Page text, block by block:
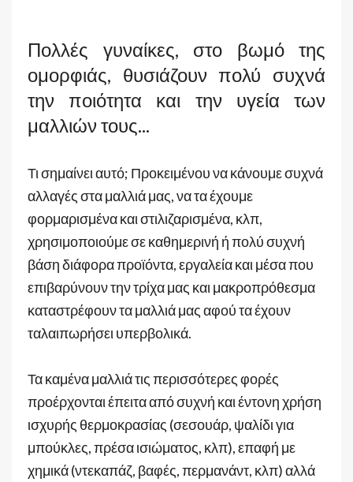
Πολλές γυναίκες, στο βωμό της
ομορφιάς, θυσιάζουν πολύ συχνά
την ποιότητα και την υγεία των
μαλλιών τους...
Τι σημαίνει αυτό; Προκειμένου να κάνουμε συχνά
αλλαγές στα μαλλιά μας, να τα έχουμε
φορμαρισμένα και στιλιζαρισμένα, κλπ,
χρησιμοποιούμε σε καθημερινή ή πολύ συχνή
βάση διάφορα προϊόντα, εργαλεία και μέσα που
επιβαρύνουν την τρίχα μας και μακροπρόθεσμα
καταστρέφουν τα μαλλιά μας αφού τα έχουν
ταλαιπωρήσει υπερβολικά.
Τα καμένα μαλλιά τις περισσότερες φορές
προέρχονται έπειτα από συχνή και έντονη χρήση
ισχυρής θερμοκρασίας (σεσουάρ, ψαλίδι για
μπούκλες, πρέσα ισιώματος, κλπ), επαφή με
χημικά (ντεκαπάζ, βαφές, περμανάντ, κλπ) αλλά